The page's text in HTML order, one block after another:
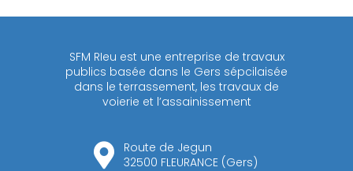
SFM RIeu est une entreprise de travaux
publics basée dans le Gers sépcilaisée
dans le terrassement, les travaux de
voierie et l’assainissement
Route de Jegun
32500 FLEURANCE (Gers)